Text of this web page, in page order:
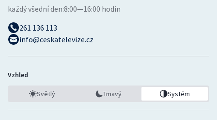
každý všední den:8:00—16:00 hodin
261 136 113
info@ceskatelevize.cz
Vzhled
Světlý Tmavý Systém